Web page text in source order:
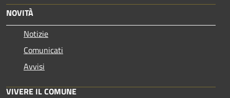
NOVITÀ
Notizie
Comunicati
Avvisi
VIVERE IL COMUNE